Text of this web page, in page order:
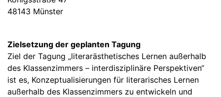
48143 Münster
Zielsetzung der geplanten Tagung
Ziel der Tagung „literarästhetisches Lernen außerhalb
des Klassenzimmers – interdisziplinäre Perspektiven“
ist es, Konzeptualisierungen für literarisches Lernen
außerhalb des Klassenzimmers zu entwickeln und